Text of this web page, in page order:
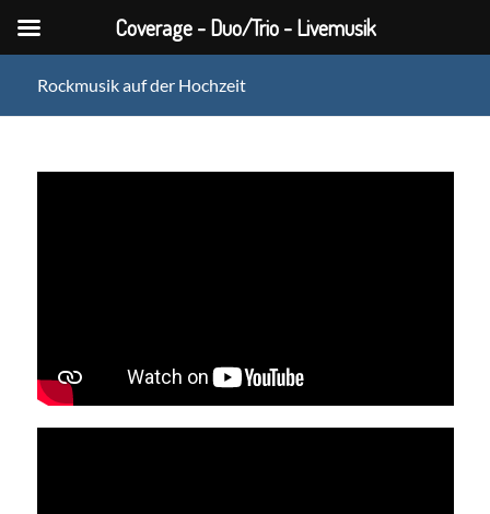
Rockmusik auf der Hochzeit
Coverage - Duo/Trio - Livemusik